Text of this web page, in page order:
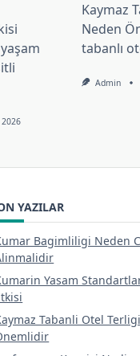
Kaymaz
Neden
tabanlı
Admin
YAZILAR
Bagimliligi Neden
Yasam
Tabanli Otel